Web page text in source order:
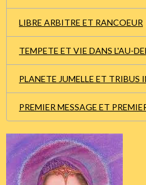
LIBRE ARBITRE ET RANCOEUR
TEMPETE ET VIE DANS L'AU-
PLANETE JUMELLE ET TRIBUS
PREMIER MESSAGE ET